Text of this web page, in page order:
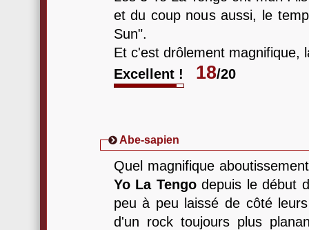
et du coup nous aussi, le
Sun".
Et c'est drôlement magnifique,
Excellent !
18/20
Abe-sapien
Quel magnifique
Yo La Tengodepuis le début
peu à peu laissé de côté
d'un rock toujours plus